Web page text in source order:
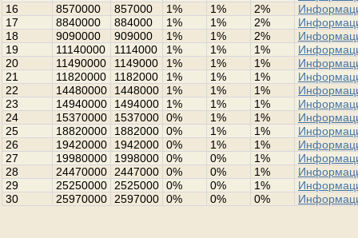
16
8570000 857000 1% 1% 2%
17
8840000 884000 1% 1% 2%
18
9090000 909000 1% 1% 2%
19
11140000 1114000 1% 1% 1%
20
11490000 1149000 1% 1% 1%
21
11820000 1182000 1% 1% 1%
22
14480000 1448000 1% 1% 1%
23
14940000 1494000 1% 1% 1%
24
15370000 1537000 0% 1% 1%
25
18820000 1882000 0% 1% 1%
26
19420000 1942000 0% 1% 1%
27
19980000 1998000 0% 0% 1%
28
24470000 2447000 0% 0% 1%
29
25250000 2525000 0% 0% 1%
30
25970000 2597000 0% 0% 0%